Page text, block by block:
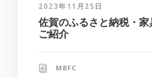
2023年11月25日
佐賀のふるさと納税・
ご紹介
MBFC